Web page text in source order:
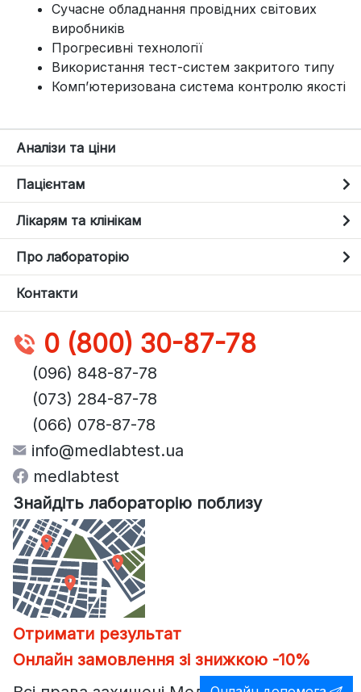
Сучасне обладнання провідних світових
виробників
Прогресивні технології
Використання тест-систем закритого типу
Комп’ютеризована система контролю якості
Аналізи та ціни
Пацієнтам
Лікарям та клінікам
Про лабораторію
Контакти
0 (800) 30-87-78
(096) 848-87-78
(073) 284-87-78
(066) 078-87-78
info@medlabtest.ua
medlabtest
Знайдіть лабораторію поблизу
Отримати результат
Онлайн замовлення зі знижкою -10%